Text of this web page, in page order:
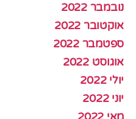
נובמבר 2022
אוקטובר 2022
ספטמבר 2022
אוגוסט 2022
יולי 2022
יוני 2022